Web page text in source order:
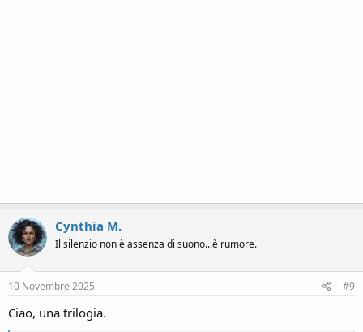
Cynthia M.
Il silenzio non è assenza di suono...è rumore.
10 Novembre 2025 #9
Ciao, una trilogia.